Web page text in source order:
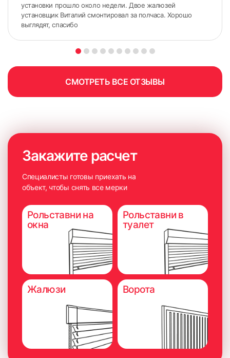
установки прошло около недели. Двое жалюзей
установщик Виталий смонтировал за полчаса. Хорошо
выглядят, спасибо
СМОТРЕТЬ ВСЕ ОТЗЫВЫ
Закажите расчет
Специалисты готовы приехать на
объект, чтобы снять все мерки
Рольставни на
окна
Рольставни в
туалет
Жалюзи Ворота